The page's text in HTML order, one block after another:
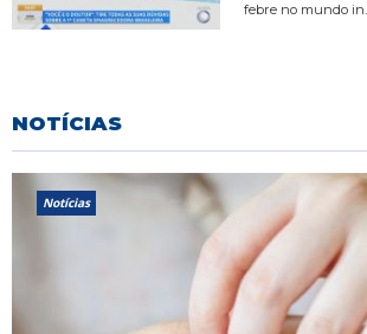
febre no mundo
NOTÍCIAS
Notícias